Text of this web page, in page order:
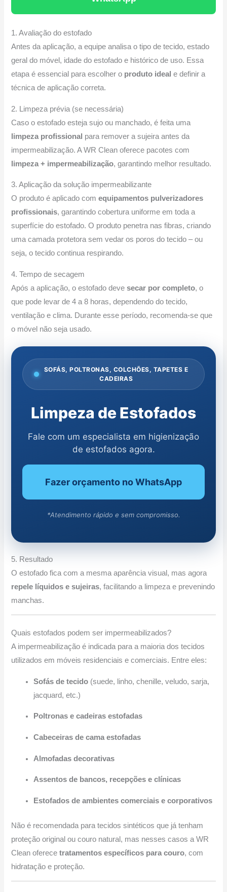
1. Avaliação do estofado
Antes da aplicação, a equipe analisa o tipo de tecido, estado
geral do móvel, idade do estofado e histórico de uso. Essa
etapa é essencial para escolher o produto ideal e definir a
técnica de aplicação correta.
2. Limpeza prévia (se necessária)
Caso o estofado esteja sujo ou manchado, é feita uma
limpeza profissional para remover a sujeira antes da
impermeabilização. A WR Clean oferece pacotes com
limpeza + impermeabilização, garantindo melhor resultado.
3. Aplicação da solução impermeabilizante
O produto é aplicado comequipamentos pulverizadores
profissionais, garantindo cobertura uniforme em toda a
superfície do estofado. O produto penetra nas fibras, criando
uma camada protetora sem vedar os poros do tecido – ou
seja, o tecido continua respirando.
4. Tempo de secagem
Após a aplicação, o estofado devesecar por completo, o
que pode levar de 4 a 8 horas, dependendo do tecido,
ventilação e clima. Durante esse período, recomenda-se que
o móvel não seja usado.
SOFÁS, POLTRONAS, COLCHÕES, TAPETES E
CADEIRAS
Limpeza de Estofados
Fale com um especialista em higienização
de estofados agora.
Fazer orçamento no WhatsApp
*Atendimento rápido e sem compromisso.
5. Resultado
O estofado fica com a mesma aparência visual, mas agora
repele líquidos e sujeiras, facilitando a limpeza e prevenindo
manchas.
Quais estofados podem ser impermeabilizados?
A impermeabilização é indicada para a maioria dos tecidos
utilizados em móveis residenciais e comerciais. Entre eles:
Sofás de tecido (suede, linho, chenille, veludo, sarja,
jacquard, etc.)
Poltronas e cadeiras estofadas
Cabeceiras de cama estofadas
Almofadas decorativas
Assentos de bancos, recepções e clínicas
Estofados de ambientes comerciais e corporativos
Não é recomendada para tecidos sintéticos que já tenham
proteção original ou couro natural, mas nesses casos a WR
Clean oferecetratamentos específicos para couro, com
hidratação e proteção.